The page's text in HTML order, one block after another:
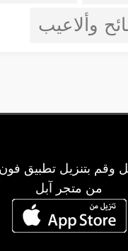
وألاعيب
بتنزيل تطبيق
من متجر آبل